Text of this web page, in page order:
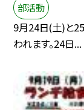
部活動
9月24日(土)と
われます。24日...